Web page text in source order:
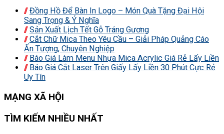
Đồng Hồ Để Bàn In Logo – Món Quà Tặng Đại Hội
Sang Trọng & Ý Nghĩa
Sản Xuất Lịch Tết Gỗ Tráng Gương
Cắt Chữ Mica Theo Yêu Cầu – Giải Pháp Quảng Cáo
Ấn Tượng, Chuyên Nghiệp
Báo Giá Làm Menu Nhựa Mica Acrylic Giá Rẻ Lấy Liền
Báo Giá Cắt Laser Trên Giấy Lấy Liền 30 Phút Cực Rẻ
Uy Tín
MẠNG XÃ HỘI
TÌM KIẾM NHIỀU NHẤT